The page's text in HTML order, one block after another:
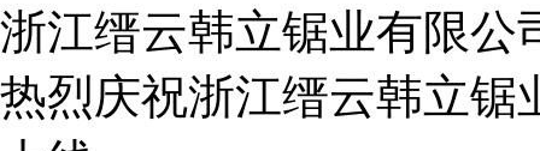
浙江缙云韩立锯业有限公
热烈庆祝浙江缙云韩立锯